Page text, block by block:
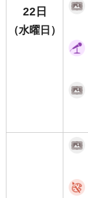
22日
（水曜日）